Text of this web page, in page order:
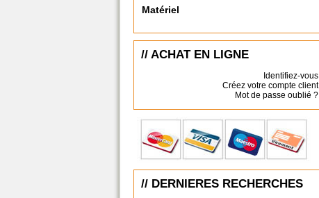
Matériel
// ACHAT EN LIGNE
Identifiez-vous
Créez votre compte client
Mot de passe oublié ?
// DERNIERES RECHERCHES